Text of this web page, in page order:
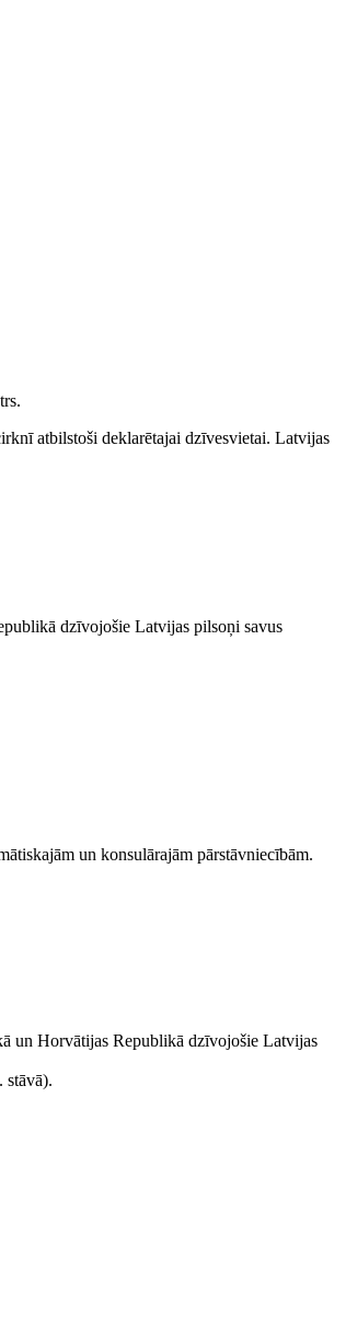
atbilstoši deklarētajai dzīvesvietai. Latvijas
dzīvojošie Latvijas pilsoņi savus
un konsulārajām pārstāvniecībām.
un Horvātijas Republikā dzīvojošie Latvijas
stāvā).